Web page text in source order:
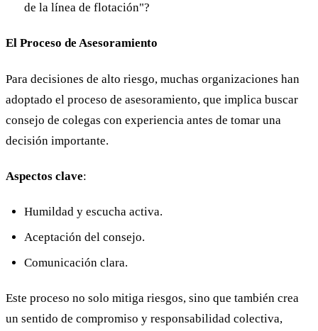
de la línea de flotación"?
El Proceso de Asesoramiento
Para decisiones de alto riesgo, muchas organizaciones han
adoptado el proceso de asesoramiento, que implica buscar
consejo de colegas con experiencia antes de tomar una
decisión importante.
Aspectos clave:
Humildad y escucha activa.
Aceptación del consejo.
Comunicación clara.
Este proceso no solo mitiga riesgos, sino que también crea
un sentido de compromiso y responsabilidad colectiva,